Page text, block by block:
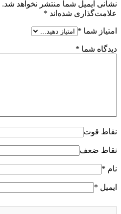
نشانی ایمیل شما منتشر نخواهد شد.
علامت‌گذاری شده‌اند *
امتیاز شما *
دیدگاه شما *
نقاط قوت
نقاط ضعف
نام *
ایمیل *